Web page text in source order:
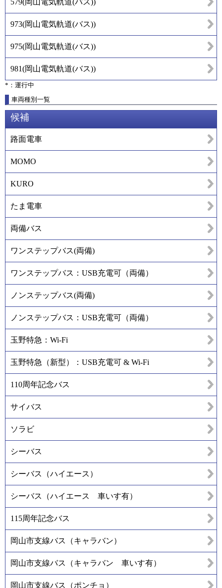
579( 岡山電気軌道(バス))
973(岡山電気軌道(バス))
975(岡山電気軌道(バス))
981(岡山電気軌道(バス))
*：運行中
車両種別一覧
候補
路面電車
MOMO
KURO
たま電車
両備バス
ワンステップバス(両備)
ワンステップバス：USB充電可（両備）
ノンステップバス(両備)
ノンステップバス：USB充電可（両備）
玉野特急：Wi-Fi
玉野特急（新型）：USB充電可 & Wi-Fi
110周年記念バス
サイバス
ソラビ
シーバス
シーバス（ハイエース）
シーバス（ハイエース 車いす有）
115周年記念バス
岡山市支線バス（キャラバン）
岡山市支線バス（キャラバン 車いす有）
岡山市支線バス（ポンチョ）